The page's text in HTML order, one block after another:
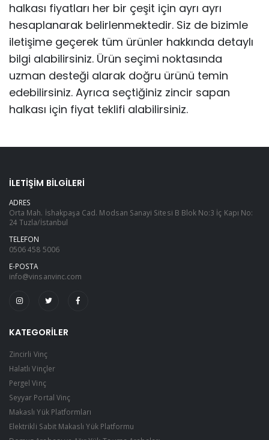
halkası fiyatları her bir çeşit için ayrı ayrı
hesaplanarak belirlenmektedir. Siz de bizimle
iletişime geçerek tüm ürünler hakkında detaylı
bilgi alabilirsiniz. Ürün seçimi noktasında
uzman desteği alarak doğru ürünü temin
edebilirsiniz. Ayrıca seçtiğiniz zincir sapan
halkası için fiyat teklifi alabilirsiniz.
İLETIŞIM BILGILERI
ADRES
Orta Mah. İshakpaşa Cad. Modsan Sanayi Sitesi B Blok No:3 İç Kapı No:
24 Tuzla/İstanbul
TELEFON
0506 458 5006
E-POSTA
info@vinsanvinc.com
KATEGORILER
Zincirli Vinç
Halatlı Vinçler
Pergel Vinç
Seyyar Portal Vinç
Makaslı Yük Platformları
Elektrikli Sabit Makaslı Yük Platformu